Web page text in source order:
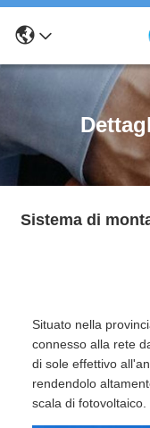
Sistema di
Situato nella
connesso alla rete
di sole effettivo
rendendolo
scala di fotovoltaico.